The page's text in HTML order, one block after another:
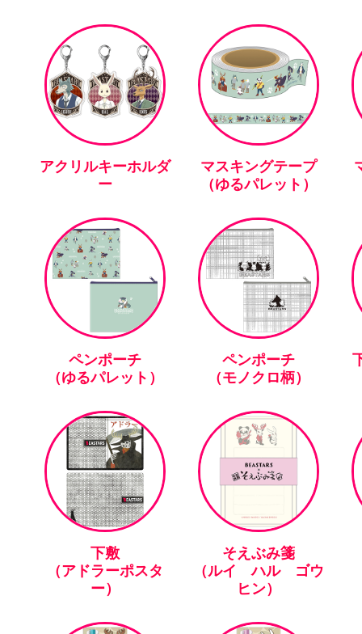
アクリルキーホルダ
ー
マスキングテープ
（ゆるパレット）
ペンポーチ
（ゆるパレット）
ペンポーチ
（モノクロ柄）
下敷
（アドラーポスタ
ー）
そえぶみ箋
（ルイ ハル ゴウ
ヒン）